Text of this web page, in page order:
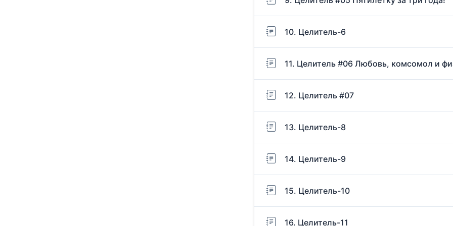
10. Целитель-6
11. Целитель #06 Любовь, комсомол и
12. Целитель #07
13. Целитель-8
14. Целитель-9
15. Целитель-10
16. Целитель-11